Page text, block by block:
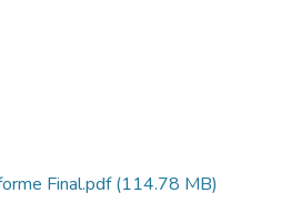
Final.pdf(114.78 MB)